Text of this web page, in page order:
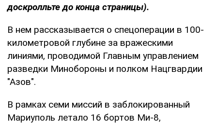
доскролльте до конца страницы).
В нем рассказывается о спецоперации в 100-
километровой глубине за вражескими
линиями, проводимой Главным управлением
разведки Минобороны и полком Нацгвардии
"Азов".
В рамках семи миссий в заблокированный
Мариуполь летало 16 бортов Ми-8,